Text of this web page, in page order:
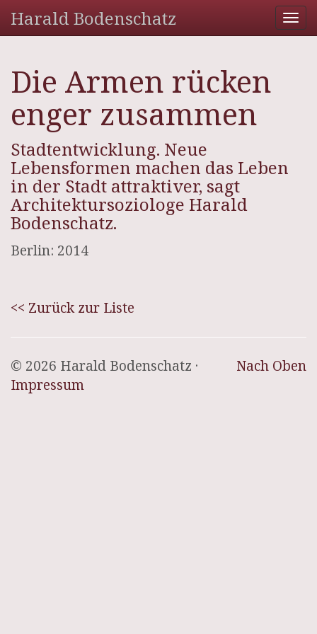
Harald Bodenschatz
Die Armen rücken
enger zusammen
Stadtentwicklung. Neue
Lebensformen machen das Leben
in der Stadt attraktiver, sagt
Architektursoziologe Harald
Bodenschatz.
Berlin: 2014
<< Zurück zur Liste
Nach Oben
© 2026 Harald Bodenschatz ·
Impressum